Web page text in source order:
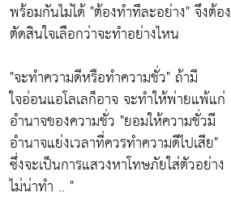
พร้อมกันไม่ได้"ต้องทำทีละอย่าง"จึงต้อง
ตัดสินใจเลือกว่าจะทำอย่างไหน
"จะทำความดีหรือทำความชั่ว"ถ้ามี
ใจอ่อนแอโลเลก็อาจ จะทำให้พ่ายแพ้แก่
อำนาจของความชั่ว "ยอมให้ความชั่วมี
อำนาจแย่งเวลาที่ควรทำความดีไปเสีย"
ซึ่งจะเป็นการแสวงหาโทษภัยใส่ตัวอย่าง
ไม่น่าทำ .. "